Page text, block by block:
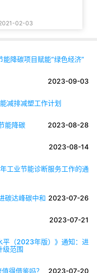
02-03
降碳项目赋能“绿色经济”
2023-09-03
减排减塑工作计划
2023-08-28
能降碳
2023-08-14
工业节能诊断服务工作的通
2023-07-26
碳达峰碳中和
2023-07-21
平（2023年版）》通知：进
级范围
2023-07-20
得借鉴吗？